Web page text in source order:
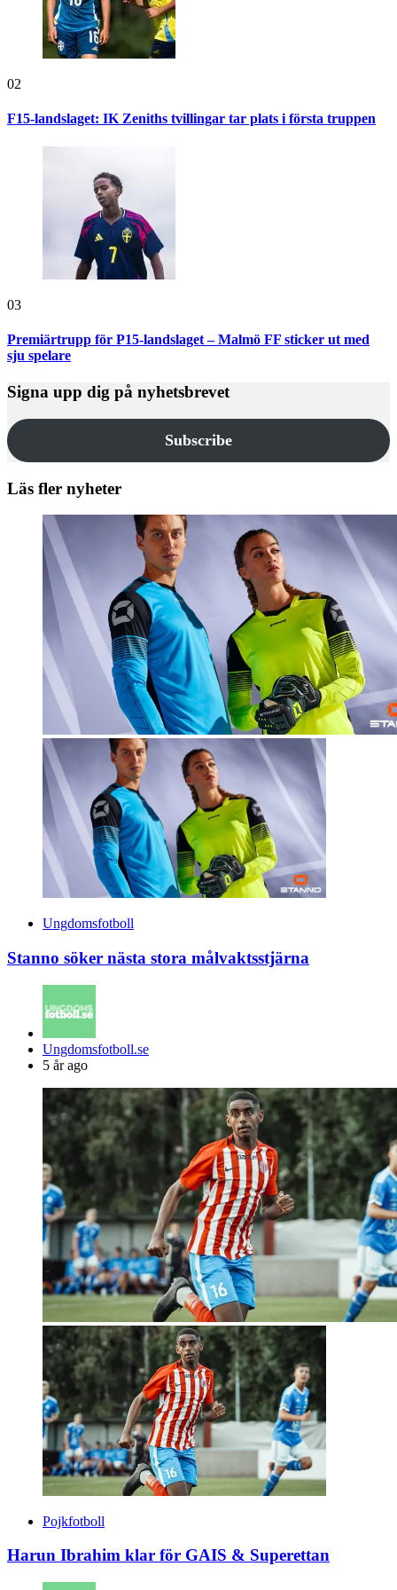
02
F15-landslaget: IK Zeniths tvillingar tar plats i första truppen
03
Premiärtrupp för P15-landslaget – Malmö FF sticker ut med
sju spelare
Signa upp dig på nyhetsbrevet
Subscribe
Läs fler nyheter
Ungdomsfotboll
Stanno söker nästa stora målvaktsstjärna
Posted
by
Ungdomsfotboll.se
5 år ago
Pojkfotboll
Harun Ibrahim klar för GAIS & Superettan